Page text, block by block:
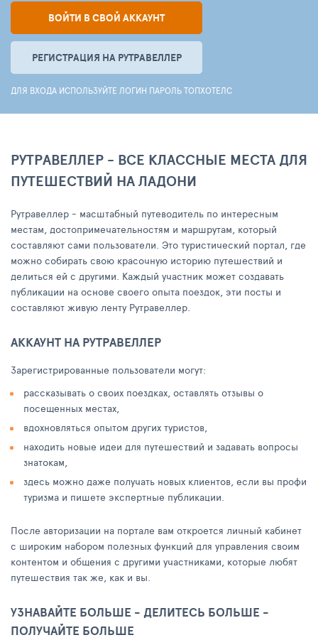
ВОЙТИ В СВОЙ АККАУНТ
РЕГИСТРАЦИЯ НА РУТРАВЕЛЛЕР
ДЛЯ ВХОДА ИСПОЛЬЗУЙТЕ ЛОГИН ПАРОЛЬ ТОПХОТЕЛС
РУТРАВЕЛЛЕР - ВСЕ КЛАССНЫЕ МЕСТА ДЛЯ
ПУТЕШЕСТВИЙ НА ЛАДОНИ
Рутравеллер - масштабный путеводитель по интересным
местам, достопримечательностям и маршрутам, который
составляют сами пользователи. Это туристический портал, где
можно собирать свою красочную историю путешествий и
делиться ей с другими. Каждый участник может создавать
публикации на основе своего опыта поездок, эти посты и
составляют живую ленту Рутравеллер.
АККАУНТ НА РУТРАВЕЛЛЕР
Зарегистрированные пользователи могут:
рассказывать о своих поездках, оставлять отзывы о
посещенных местах,
вдохновляться опытом других туристов,
находить новые идеи для путешествий и задавать вопросы
знатокам,
здесь можно даже получать новых клиентов, если вы профи
туризма и пишете экспертные публикации.
После авторизации на портале вам откроется личный кабинет
с широким набором полезных функций для управления своим
контентом и общения с другими участниками, которые любят
путешествия так же, как и вы.
УЗНАВАЙТЕ БОЛЬШЕ - ДЕЛИТЕСЬ БОЛЬШЕ -
ПОЛУЧАЙТЕ БОЛЬШЕ